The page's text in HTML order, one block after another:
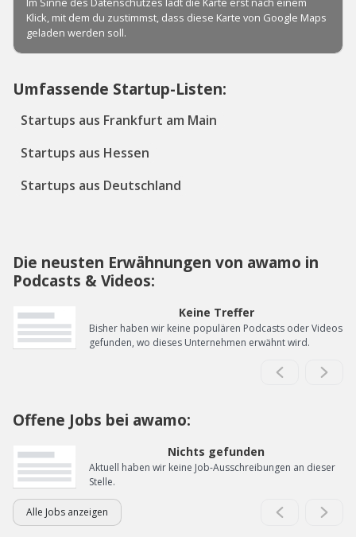
Umfassende Startup-Listen:
Startups aus Frankfurt am Main
Startups aus Hessen
Startups aus Deutschland
Die neusten Erwähnungen von awamo in
Podcasts & Videos:
Keine Treffer
Bisher haben wir keine populären Podcasts oder Videos
gefunden, wo dieses Unternehmen erwähnt wird.
Offene Jobs bei awamo:
Nichts gefunden
Aktuell haben wir keine Job-Ausschreibungen an dieser
Stelle.
Alle Jobs anzeigen